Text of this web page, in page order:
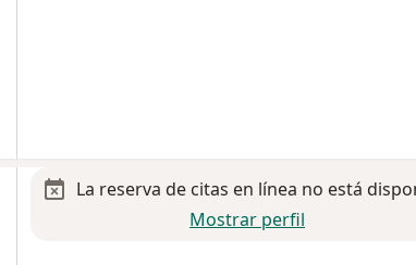
La reserva de citas en línea no está
Mostrar perfil